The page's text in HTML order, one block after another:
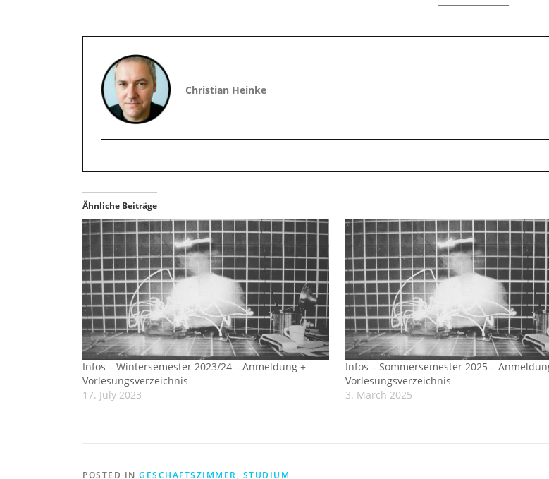
Christian Heinke
Ähnliche Beiträge
Infos – Wintersemester 2023/24 – Anmeldung +
Vorlesungsverzeichnis
17. July 2023
Infos – Sommersemester 2025 –
Vorlesungsverzeichnis
3. March 2025
POSTED IN GESCHÄFTSZIMMER, STUDIUM